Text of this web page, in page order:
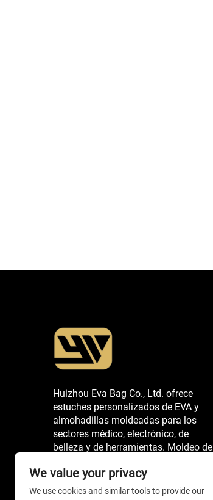
Huizhou Eva Bag Co., Ltd. ofrece
estuches personalizados de EVA y
almohadillas moldeadas para los
sectores médico, electrónico, de
belleza y de herramientas. Moldeo de
más de 20 años de experiencia OEM.
Solicite hoy mismo un presupuesto.
We value your privacy
We use cookies and similar tools to provide our